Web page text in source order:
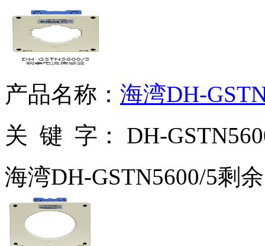
产品名称： 海湾DH-
关 键 字：
DH-
海湾DH-GSTN5600/5剩